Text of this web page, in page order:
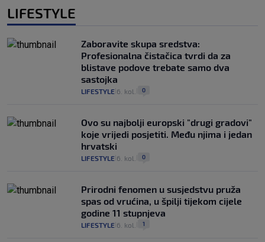
LIFESTYLE
Zaboravite skupa sredstva:
Profesionalna čistačica tvrdi da za
blistave podove trebate samo dva
sastojka
LIFESTYLE 6. kol. 0
Ovo su najbolji europski "drugi gradovi"
koje vrijedi posjetiti. Među njima i jedan
hrvatski
LIFESTYLE 6. kol. 0
Prirodni fenomen u susjedstvu pruža
spas od vrućina, u špilji tijekom cijele
godine 11 stupnjeva
LIFESTYLE 6. kol. 1